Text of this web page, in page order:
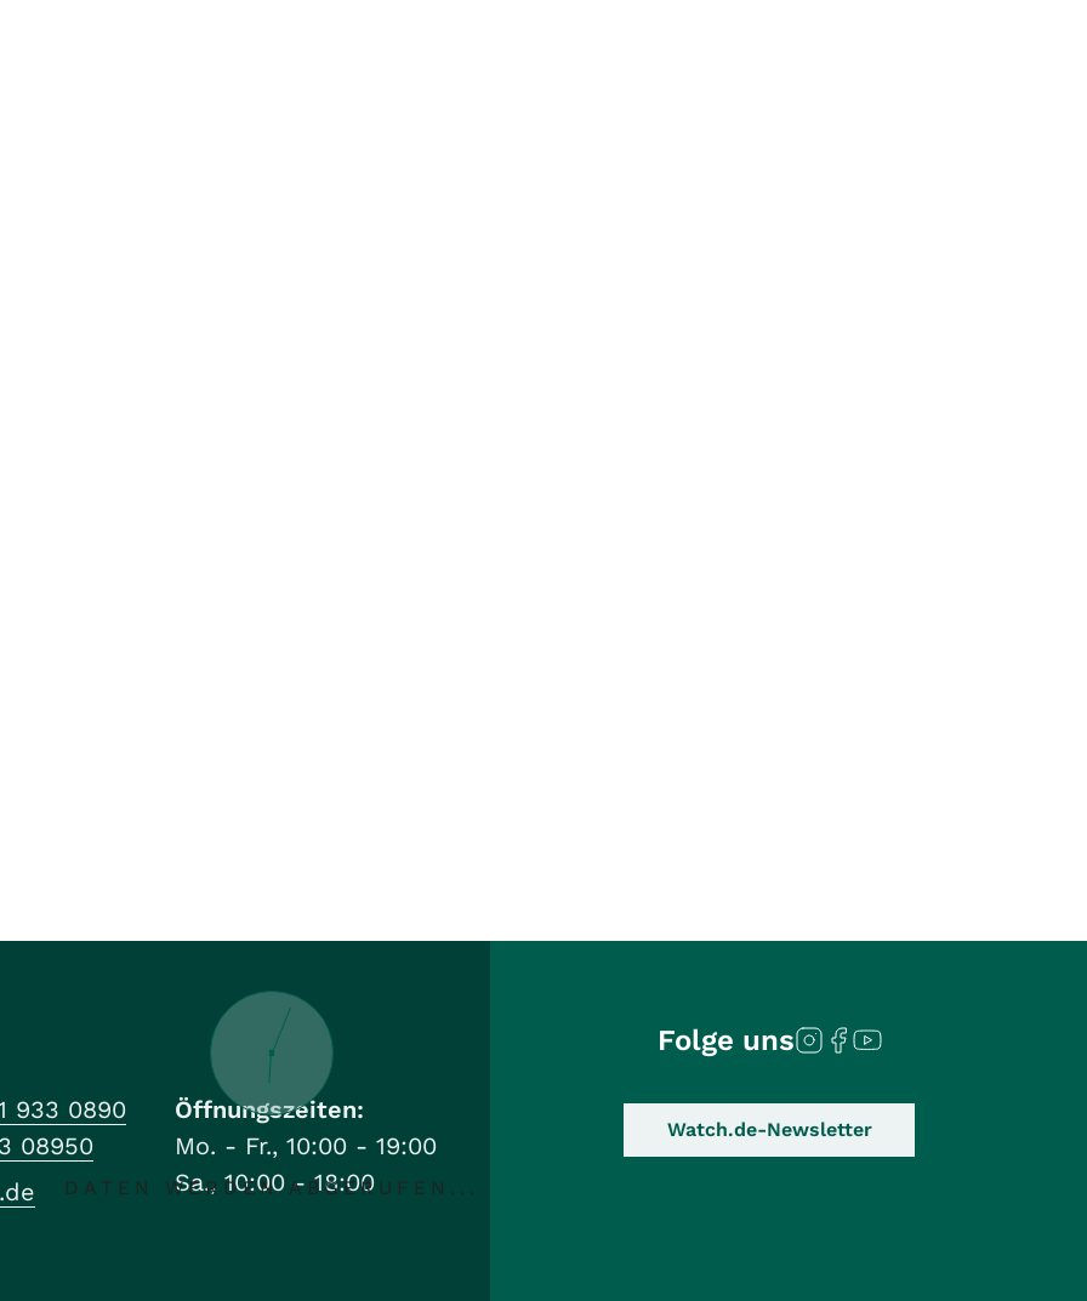
DATEN WERDEN ABGERUFEN...
933 0890
08950
Öffnungszeiten:
Mo. - Fr., 10:00 - 19:00
Sa., 10:00 - 18:00
Folge uns
Watch.de-Newsletter